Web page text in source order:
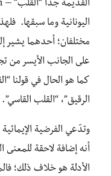
اليونانية وما سبقها.
مختلفان؛ أحدهما
على الجانب الأيسر من
كما هو الحال في قولنا
الرقيق”، “القلب القاسي”.
وتدّعي الفرضية
أنه إضافة لاحقة للمعنى
الأدلة هو خلاف ذلك؛